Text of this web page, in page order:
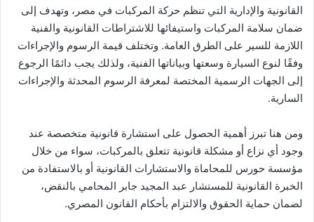
القانونية والإدارية التي تنظم حركة المركبات في مصر، وتهدف إلى
ضمان سلامة المركبات واستيفائها للاشتراطات القانونية والفنية
اللازمة للسير على الطرق العامة. وتختلف قيمة الرسوم والإجراءات
وفقًا لنوع السيارة وسعتها وبياناتها الفنية، ولذلك يجب دائمًا الرجوع
إلى الجهات الرسمية المختصة لمعرفة الرسوم المحدثة والإجراءات
السارية.
ومن هنا تبرز أهمية الحصول على استشارة قانونية متخصصة عند
وجود أي نزاع أو مشكلة قانونية تتعلق بالمركبات، سواء من خلال
مؤسسة حورس للمحاماة والاستشارات القانونية أو بالاستفادة من
الخبرة القانونية للمستشار عبد المجيد جابر المحامي بالنقض،
لضمان حماية الحقوق والالتزام بأحكام القانون المصري.